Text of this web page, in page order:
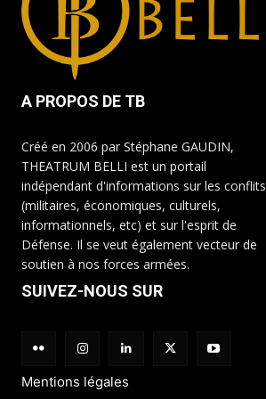
A PROPOS DE TB
Créé en 2006 par Stéphane GAUDIN,
THEATRUM BELLI est un portail
indépendant d'informations sur les conflits
(militaires, économiques, culturels,
informationnels, etc) et sur l'esprit de
Défense. Il se veut également vecteur de
soutien à nos forces armées.
SUIVEZ-NOUS SUR
Mentions légales